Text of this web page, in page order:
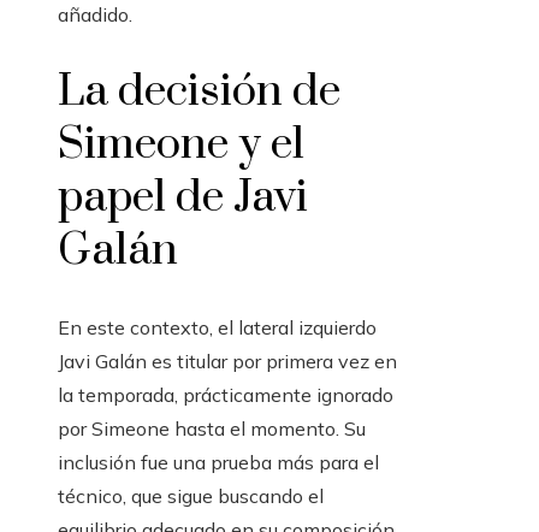
añadido.
La decisión de
Simeone y el
papel de Javi
Galán
En este contexto, el lateral izquierdo
Javi Galán es titular por primera vez en
la temporada, prácticamente ignorado
por Simeone hasta el momento. Su
inclusión fue una prueba más para el
técnico, que sigue buscando el